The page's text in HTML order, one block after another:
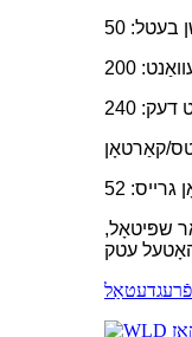
שפּיטאָל,
דעטאַל